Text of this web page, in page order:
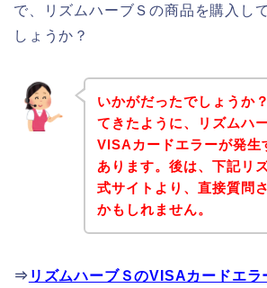
で、リズムハーブＳの商品を購入し
しょうか？
いかがだったでしょうか
てきたように、リズムハ
VISAカードエラーが発生
あります。後は、下記リ
式サイトより、直接質問
かもしれません。
⇒ リズムハーブＳのVISAカードエラ